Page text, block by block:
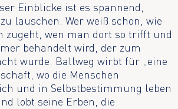
Einblicke ist es spannend,
lauschen. Wer weiß schon, wie
zugeht, wen man dort so trifft und
behandelt wird, der zum
wurde. Ballweg wirbt für „eine
wo die Menschen
und in Selbstbestimmung leben
lobt seine Erben, die